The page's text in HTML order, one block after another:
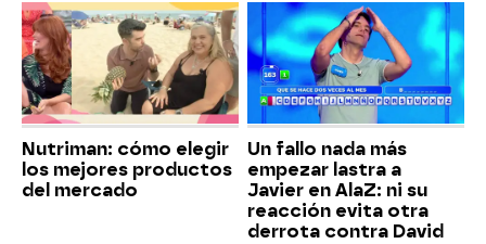
Nutriman: cómo elegir
los mejores productos
del mercado
Un fallo nada más
empezar lastra a
Javier en AlaZ: ni su
reacción evita otra
derrota contra David